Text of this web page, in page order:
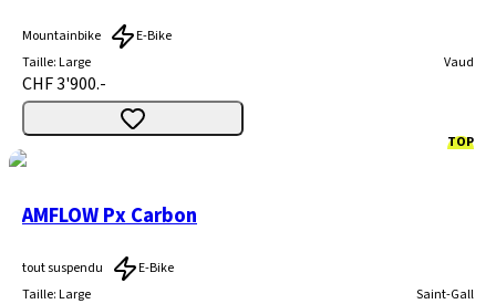
TOP
Mountainbike
E-Bike
Taille:Large Vaud
CHF 3'900.-
AMFLOW Px Carbon
tout suspendu
E-Bike
Taille:Large Saint-Gall